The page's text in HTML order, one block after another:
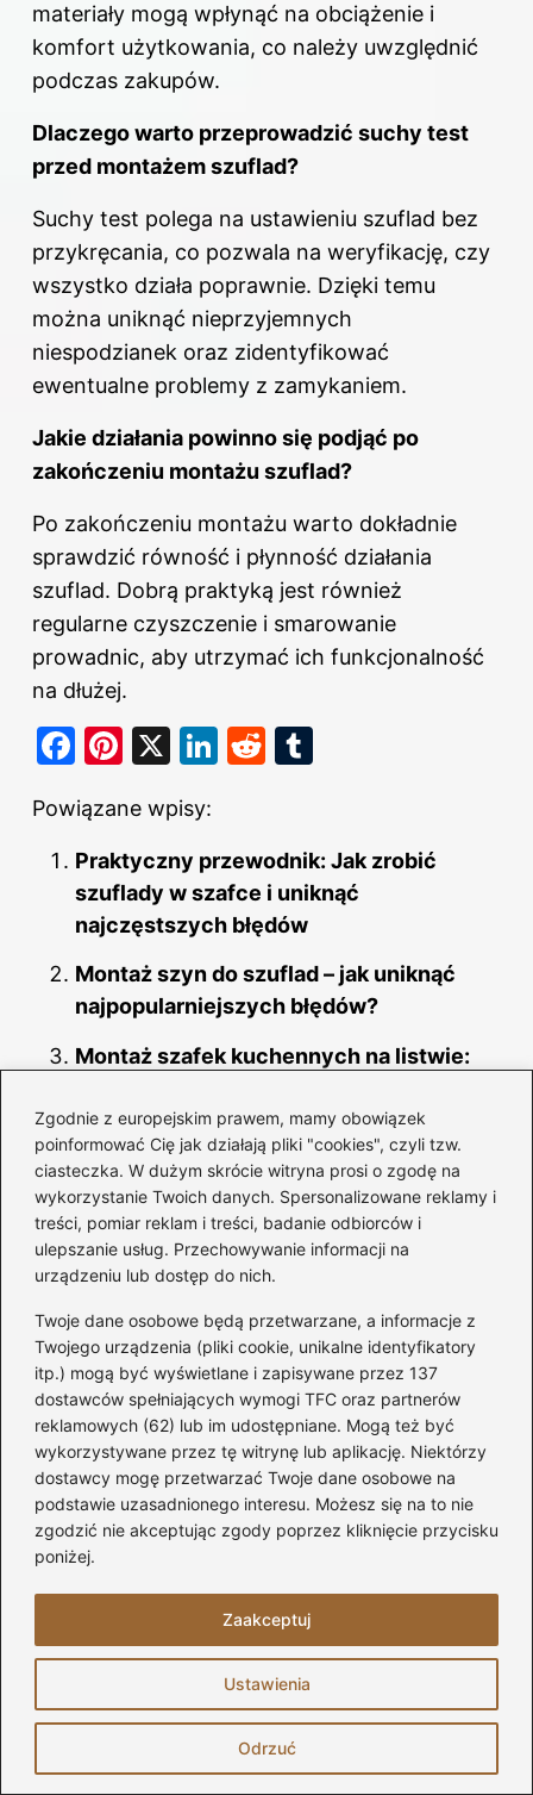
Zgodnie z europejskim prawem, mamy obowiązek
poinformować Cię jak działają pliki "cookies", czyli tzw.
ciasteczka. W dużym skrócie witryna prosi o zgodę na
wykorzystanie Twoich danych. Spersonalizowane reklamy i
treści, pomiar reklam i treści, badanie odbiorców i
ulepszanie usług. Przechowywanie informacji na
urządzeniu lub dostęp do nich.
Twoje dane osobowe będą przetwarzane, a informacje z
Twojego urządzenia (pliki cookie, unikalne identyfikatory
itp.) mogą być wyświetlane i zapisywane przez 137
dostawców spełniających wymogi TFC oraz partnerów
reklamowych (62) lub im udostępniane. Mogą też być
wykorzystywane przez tę witrynę lub aplikację. Niektórzy
dostawcy mogę przetwarzać Twoje dane osobowe na
podstawie uzasadnionego interesu. Możesz się na to nie
zgodzić nie akceptując zgody poprzez kliknięcie przycisku
poniżej.
Ustawienia
Odrzuć
Zaakceptuj
materiały mogą wpłynąć na obciążenie i
komfort użytkowania, co należy uwzględnić
podczas zakupów.
Dlaczego warto przeprowadzić suchy test
przed montażem szuflad?
Suchy test polega na ustawieniu szuflad bez
przykręcania, co pozwala na weryfikację, czy
wszystko działa poprawnie. Dzięki temu
można uniknąć nieprzyjemnych
niespodzianek oraz zidentyfikować
ewentualne problemy z zamykaniem.
Jakie działania powinno się podjąć po
zakończeniu montażu szuflad?
Po zakończeniu montażu warto dokładnie
sprawdzić równość i płynność działania
szuflad. Dobrą praktyką jest również
regularne czyszczenie i smarowanie
prowadnic, aby utrzymać ich funkcjonalność
na dłużej.
F
c
e
b
o
o
k
Pi
er
e
st
X
Li
e
dI
n
R
di
t
bl
r
Powiązane wpisy:
Praktyczny przewodnik: Jak zrobić
szuflady w szafce i uniknąć
najczęstszych błędów
Montaż szyn do szuflad – jak uniknąć
najpopularniejszych błędów?
Montaż szafek kuchennych na listwie:
stresu
Meble do kuchni: mat czy połysk – klucz
do pięknego wnętrza
Jak dbać o matowe meble, by uniknąć
zarysowań i smug?
Przewodnik krok po kroku: Jak zbudować
łóżko na antresoli z praktycznymi
wskazówkami
Optymalne wysokości mebli
kuchennych – ergonomia dla Twojej
wygody
Odkryj, jak wybrać idealny sprzęt audio
do salonu i ciesz się doskonałym
Montaż szuflad w szafce
Najczęstsze błędy przy instalacji szuflad